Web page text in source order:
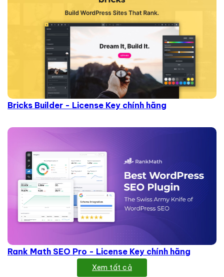
Bricks Builder - License Key chính hãng
Rank Math SEO Pro - License Key chính hãng
Xem tất cả